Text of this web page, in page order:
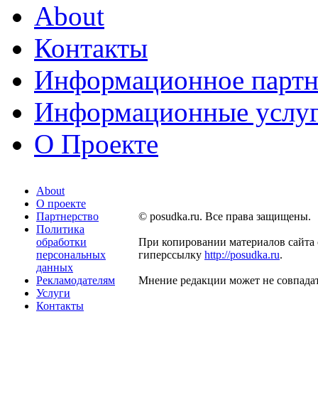
About
Контакты
Информационное
Информационные
О Проекте
About
О проекте
Партнерство
Политика
обработки
персональных
данных
Рекламодателям
Услуги
Контакты
© posudka.ru. Все права защищены.
При копировании материалов сайта
гиперссылку http://posudka.ru.
Мнение редакции может не